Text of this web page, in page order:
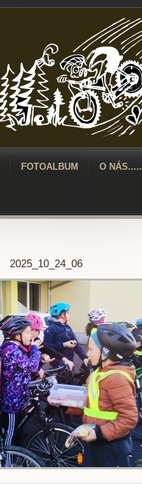
FOTOALBUM O NÁS.....
2025_10_24_06